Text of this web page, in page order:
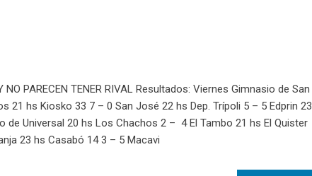
NO PARECEN TENER RIVAL Resultados: Viernes Gimnasio de San
21 hs Kiosko 33 7 – 0 San José 22 hs Dep. Trípoli 5 – 5 Edprin 23
de Universal 20 hs Los Chachos 2 – 4 El Tambo 21 hs El Quister
23 hs Casabó 14 3 – 5 Macavi